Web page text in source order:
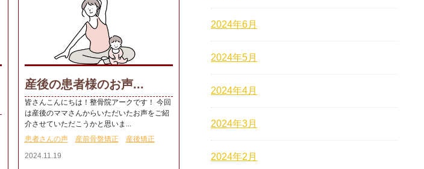
産後の患者様のお声...
皆さんこんにちは！整骨院アークです！ 今回
は産後のママさんからいただいたお声をご紹
介させていただこうかと思いま...
患者さんの声
産前骨盤矯正
産後矯正
2024.11.19
2024年6月
2024年5月
2024年4月
2024年3月
2024年2月